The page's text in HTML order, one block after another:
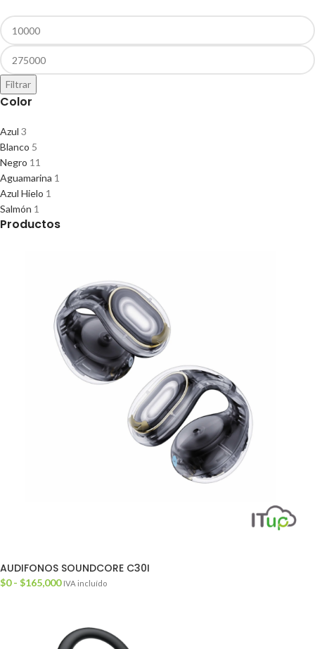
Filtrar
Color
Azul 3
Blanco 5
Negro 11
Aguamarina 1
Azul Hielo 1
Salmón 1
Productos
AUDIFONOS SOUNDCORE C30I
$0 - $165,000 IVA incluído